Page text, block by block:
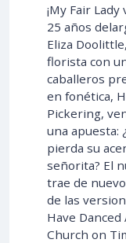
¡My Fair
25 años
Eliza
florista con
caballeros
en fonética,
Pickering,
una apuesta:
pierda su
señorita? El
trae de
de las
Have
Church on